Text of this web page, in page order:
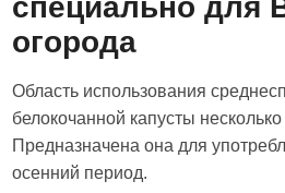
специально для
огорода
Область использования
белокочанной капусты
Предназначена она для
осенний период.